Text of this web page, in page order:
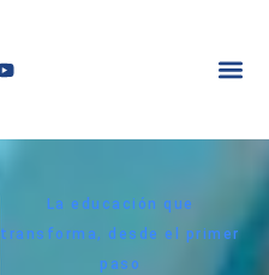
La educación que
transforma, desde el primer
paso